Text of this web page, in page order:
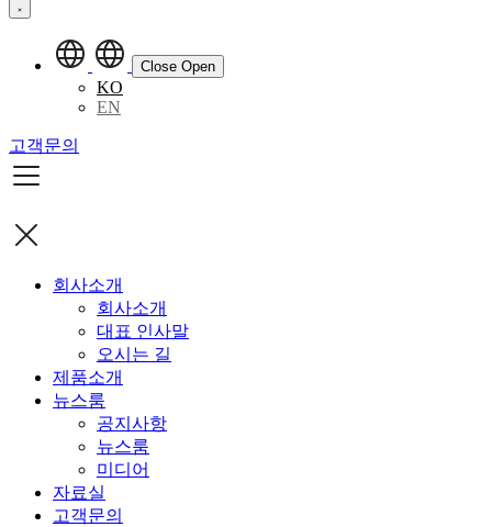
Close Open
KO
EN
고객문의
회사소개
회사소개
대표 인사말
오시는 길
제품소개
뉴스룸
공지사항
뉴스룸
미디어
자료실
고객문의